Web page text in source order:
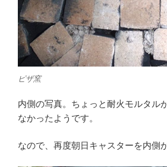
ピザ窯
内側の写真。ちょっと耐火モルタル
なかったようです。
なので、再度朝日キャスターを内側